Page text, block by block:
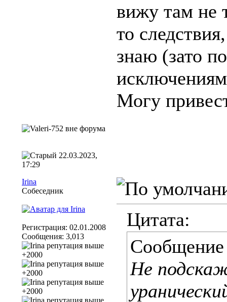
вижу там не
то
знаю (зато
Могу
22.03.2023,
17:29
Irina
Собеседник
Регистрация: 02.01.2008
Сообщения: 3,013
Цитата:
Не